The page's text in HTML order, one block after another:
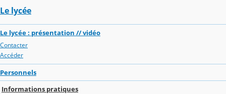
Le lycée
Le lycée : présentation // vidéo
Contacter
Accéder
Personnels
Informations pratiques